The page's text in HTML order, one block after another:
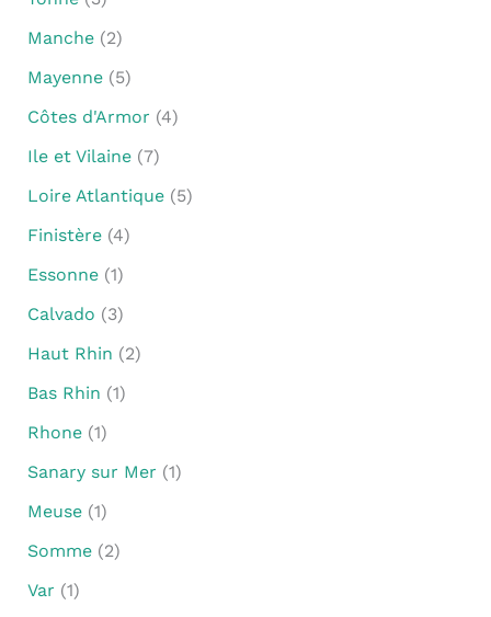
Manche(2)
Mayenne(5)
Côtes d'Armor (4)
Ile et Vilaine(7)
Loire Atlantique(5)
Finistère(4)
Essonne(1)
Calvado (3)
Haut Rhin (2)
Bas Rhin (1)
Rhone(1)
Sanary sur Mer (1)
Meuse(1)
Somme(2)
Var (1)